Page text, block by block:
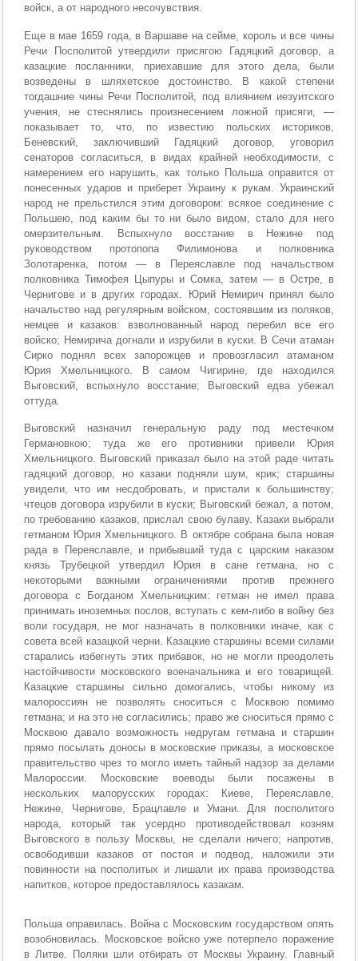
войск, а от народного несочувствия.
Еще в мае 1659 года, в Варшаве на сейме, король и все чины
Речи Посполитой утвердили присягою Гадяцкий договор, а
казацкие посланники, приехавшие для этого дела, были
возведены в шляхетское достоинство. В какой степени
тогдашние чины Речи Посполитой, под влиянием иезуитского
учения, не стеснялись произнесением ложной присяги, —
показывает то, что, по известию польских историков,
Беневский, заключивший Гадяцкий договор, уговорил
сенаторов согласиться, в видах крайней необходимости, с
намерением его нарушить, как только Польша оправится от
понесенных ударов и приберет Украину к рукам. Украинский
народ не прельстился этим договором: всякое соединение с
Польшею, под каким бы то ни было видом, стало для него
омерзительным. Вспыхнуло восстание в Нежине под
руководством протопопа Филимонова и полковника
Золотаренка, потом — в Переяславле под начальством
полковника Тимофея Цыпуры и Сомка, затем — в Остре, в
Чернигове и в других городах. Юрий Немирич принял было
начальство над регулярным войском, состоявшим из поляков,
немцев и казаков: взволнованный народ перебил все его
войско; Немирича догнали и изрубили в куски. В Сечи атаман
Сирко поднял всех запорожцев и провозгласил атаманом
Юрия Хмельницкого. В самом Чигирине, где находился
Выговский, вспыхнуло восстание; Выговский едва убежал
оттуда.
Выговский назначил генеральную раду под местечком
Германовкою; туда же его противники привели Юрия
Хмельницкого. Выговский приказал было на этой раде читать
гадяцкий договор, но казаки подняли шум, крик; старшины
увидели, что им несдобровать, и пристали к большинству;
чтецов договора изрубили в куски; Выговский бежал, а потом,
по требованию казаков, прислал свою булаву. Казаки выбрали
гетманом Юрия Хмельницкого. В октябре собрана была новая
рада в Переяславле, и прибывший туда с царским наказом
князь Трубецкой утвердил Юрия в сане гетмана, но с
некоторыми важными ограничениями против прежнего
договора с Богданом Хмельницким: гетман не имел права
принимать иноземных послов, вступать с кем-либо в войну без
воли государя, не мог назначать в полковники иначе, как с
совета всей казацкой черни. Казацкие старшины всеми силами
старались избегнуть этих прибавок, но не могли преодолеть
настойчивости московского военачальника и его товарищей.
Казацкие старшины сильно домогались, чтобы никому из
малороссиян не позволять сноситься с Москвою помимо
гетмана; и на это не согласились; право же сноситься прямо с
Москвою давало возможность недругам гетмана и старшин
прямо посылать доносы в московские приказы, а московское
правительство чрез то могло иметь тайный надзор за делами
Малороссии. Московские воеводы были посажены в
нескольких малорусских городах: Киеве, Переяславле,
Нежине, Чернигове, Брацлавле и Умани. Для посполитого
народа, который так усердно противодействовал козням
Выговского в пользу Москвы, не сделали ничего; напротив,
освободивши казаков от постоя и подвод, наложили эти
повинности на посполитых и лишали их права производства
напитков, которое предоставлялось казакам.
Польша оправилась. Война с Московским государством опять
возобновилась. Московское войско уже потерпело поражение
в Литве. Поляки шли отбирать от Москвы Украину. Главный